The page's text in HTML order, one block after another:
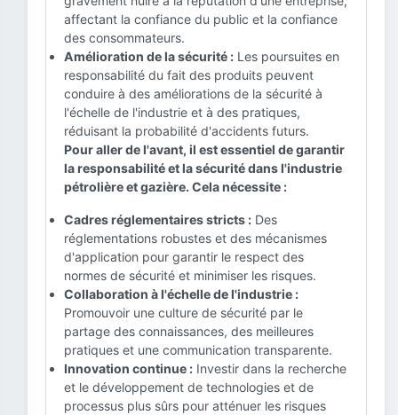
affectant la confiance du public et la confiance
des consommateurs.
Amélioration de la sécurité : Les poursuites en
responsabilité du fait des produits peuvent
conduire à des améliorations de la sécurité à
l'échelle de l'industrie et à des pratiques,
réduisant la probabilité d'accidents futurs.
Pour aller de l'avant, il est essentiel de garantir
la responsabilité et la sécurité dans l'industrie
pétrolière et gazière. Cela nécessite :
Cadres réglementaires stricts : Des
réglementations robustes et des mécanismes
d'application pour garantir le respect des
normes de sécurité et minimiser les risques.
Collaboration à l'échelle de l'industrie :
Promouvoir une culture de sécurité par le
partage des connaissances, des meilleures
pratiques et une communication transparente.
Innovation continue : Investir dans la recherche
et le développement de technologies et de
processus plus sûrs pour atténuer les risques